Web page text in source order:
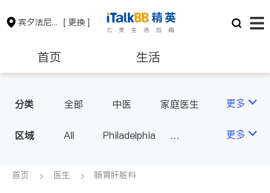
宾夕法尼亚州 [ 更换 ]
首页 生活
保险理财 房地产租售
银行贷款 会计师
分类 全部 中医
家庭医生
眼科
妇科
儿科
心脏科
神经科
更多
区域 All
Philadelphia
PA - Other Cities
更多
首页 医生 肠胃肝脏科